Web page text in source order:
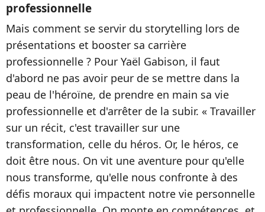
professionnelle
Mais comment se servir du storytelling lors de
présentations et booster sa carrière
professionnelle ? Pour Yaël Gabison, il faut
d'abord ne pas avoir peur de se mettre dans la
peau de l'héroïne, de prendre en main sa vie
professionnelle et d'arrêter de la subir. « Travailler
sur un récit, c'est travailler sur une
transformation, celle du héros. Or, le héros, ce
doit être nous. On vit une aventure pour qu'elle
nous transforme, qu'elle nous confronte à des
défis moraux qui impactent notre vie personnelle